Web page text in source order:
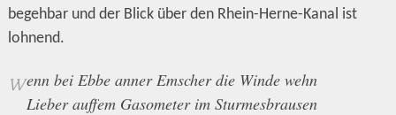
begehbar und der Blick über den Rhein-Herne-Kanal ist
lohnend.
Wenn bei Ebbe anner Emscher die Winde wehn
Lieber auffem Gasometer im Sturmesbrausen